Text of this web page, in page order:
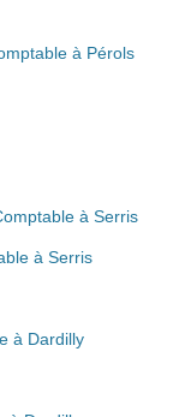
à Pérols
à Serris
à Serris
à Dardilly